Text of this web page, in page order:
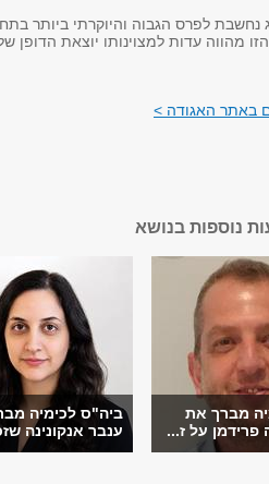
נחשבת לפרס הגבוה והיוקרתי ביותר
מהווה עדות למצוינותו יוצאת הדופן
באתר האגודה >
נוספות בנושא
מברך את
פרידמן על ז...
ביה"ס לכימיה
ענבר אנקונינה